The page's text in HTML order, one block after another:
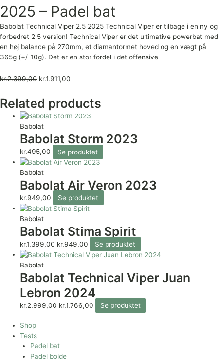
2025 – Padel bat
Babolat Technical Viper 2.5 2025 Technical Viper er tilbage i en ny og
forbedret 2.5 version! Technical Viper er det ultimative powerbat med
en høj balance på 270mm, et diamantormet hoved og en vægt på
365g (+/-10g). Det er en stor fordel i det offensive
kr.2.399,00 kr.1.911,00
Related products
Babolat
Babolat Storm 2023
kr.495,00 Se produktet
Babolat
Babolat Air Veron 2023
kr.949,00 Se produktet
Babolat
Babolat Stima Spirit
kr.1.399,00 kr.949,00 Se produktet
Babolat
Babolat Technical Viper Juan
Lebron 2024
kr.2.999,00 kr.1.766,00 Se produktet
Shop
Tests
Padel bat
Padel bolde